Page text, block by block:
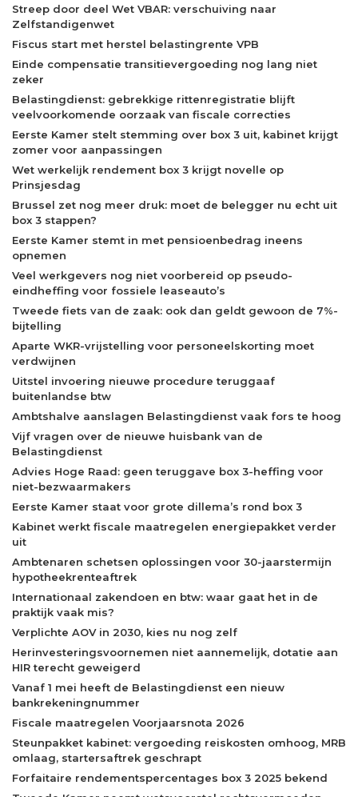
Streep door deel Wet VBAR: verschuiving naar
Zelfstandigenwet
Fiscus start met herstel belastingrente VPB
Einde compensatie transitievergoeding nog lang niet
zeker
Belastingdienst: gebrekkige rittenregistratie blijft
veelvoorkomende oorzaak van fiscale correcties
Eerste Kamer stelt stemming over box 3 uit, kabinet krijgt
zomer voor aanpassingen
Wet werkelijk rendement box 3 krijgt novelle op
Prinsjesdag
Brussel zet nog meer druk: moet de belegger nu echt uit
box 3 stappen?
Eerste Kamer stemt in met pensioenbedrag ineens
opnemen
Veel werkgevers nog niet voorbereid op pseudo-
eindheffing voor fossiele leaseauto’s
Tweede fiets van de zaak: ook dan geldt gewoon de 7%-
bijtelling
Aparte WKR-vrijstelling voor personeelskorting moet
verdwijnen
Uitstel invoering nieuwe procedure teruggaaf
buitenlandse btw
Ambtshalve aanslagen Belastingdienst vaak fors te hoog
Vijf vragen over de nieuwe huisbank van de
Belastingdienst
Advies Hoge Raad: geen teruggave box 3-heffing voor
niet-bezwaarmakers
Eerste Kamer staat voor grote dillema’s rond box 3
Kabinet werkt fiscale maatregelen energiepakket verder
uit
Ambtenaren schetsen oplossingen voor 30-jaarstermijn
hypotheekrenteaftrek
Internationaal zakendoen en btw: waar gaat het in de
praktijk vaak mis?
Verplichte AOV in 2030, kies nu nog zelf
Herinvesteringsvoornemen niet aannemelijk, dotatie aan
HIR terecht geweigerd
Vanaf 1 mei heeft de Belastingdienst een nieuw
bankrekeningnummer
Fiscale maatregelen Voorjaarsnota 2026
Steunpakket kabinet: vergoeding reiskosten omhoog, MRB
omlaag, startersaftrek geschrapt
Forfaitaire rendementspercentages box 3 2025 bekend